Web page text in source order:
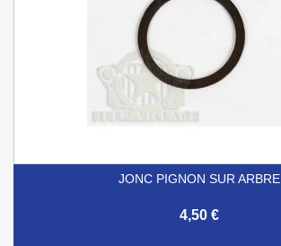
JONC PIGNON SUR ARBRE
4,50 €